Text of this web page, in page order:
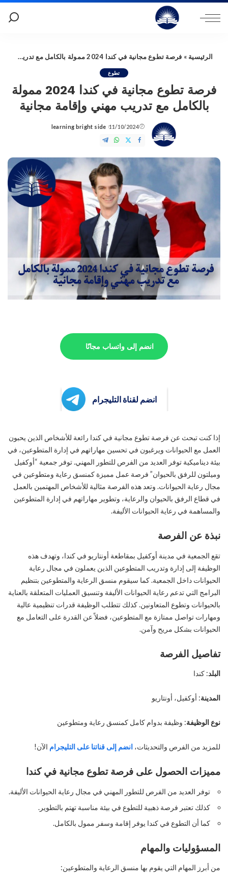
الرئيسية » فرصة تطوع مجانية في كندا 2024 ممولة بالكامل مع تدريب مهني وإقامة مجانية
تطوع
فرصة تطوع مجانية في كندا 2024 ممولة
بالكامل مع تدريب مهني وإقامة مجانية
11/10/2024
Posted
by
learning bright side
انضم إلى واتساب مجانًا
انضم لقناة التليجرام
إذا كنت تبحث عن فرصة تطوع مجانية في كندا رائعة للأشخاص الذين يحبون
العمل مع الحيوانات ويرغبون في تحسين مهاراتهم في إدارة المتطوعين، في
بيئة ديناميكية توفر العديد من الفرص للتطور المهني. توفر جمعية “أوكفيل
وميلتون للرفق بالحيوان” فرصة عمل مميزة كمنسق رعاية ومتطوعين في
مجال رعاية الحيوانات. وتعد هذه الفرصة مثالية للأشخاص المهتمين بالعمل
في قطاع الرفق بالحيوان والرعاية، وتطوير مهاراتهم في إدارة المتطوعين
والمساهمة في رعاية الحيوانات الأليفة.
نبذة عن الفرصة
تقع الجمعية في مدينة أوكفيل بمقاطعة أونتاريو في كندا، وتهدف هذه
الوظيفة إلى إدارة وتدريب المتطوعين الذين يعملون في مجال رعاية
الحيوانات داخل الجمعية. كما سيقوم منسق الرعاية والمتطوعين بتنظيم
البرامج التي تدعم رعاية الحيوانات الأليفة وتنسيق العمليات المتعلقة بالعناية
بالحيوانات وتطوع المتعاونين. كذلك تتطلب الوظيفة قدرات تنظيمية عالية
ومهارات تواصل ممتازة مع المتطوعين، فضلاً عن القدرة على التعامل مع
الحيوانات بشكل مريح وآمن.
تفاصيل الفرصة
البلد: كندا
المدينة: أوكفيل، أونتاريو
نوع الوظيفة: وظيفة بدوام كامل كمنسق رعاية ومتطوعين
للمزيد من الفرص والتحديثات، انضم إلى قناتنا على التليجرام الآن!
مميزات الحصول على فرصة تطوع مجانية في كندا
توفر العديد من الفرص للتطور المهني في مجال رعاية الحيوانات الأليفة.
كذلك تعتبر فرصة ذهبية للتطوع في بيئة مناسبة تهتم بالتطوير.
كما أن التطوع في كندا يوفر إقامة وسفر ممول بالكامل.
المسؤوليات والمهام
من أبرز المهام التي يقوم بها منسق الرعاية والمتطوعين: